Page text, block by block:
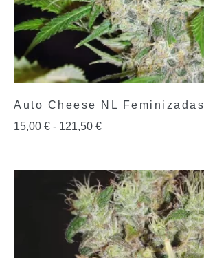
Auto Cheese NL Feminizadas
15,00 € - 121,50 €